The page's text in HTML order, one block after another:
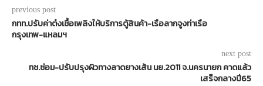
previous post
กทท.ปรับค่าต๋งเชื้อเพลิงให้บริการตู้สินค้า-เรือลากจูงท่าเรือ
กรุงเทพ-แหลมฯ
next post
ทช.ซ่อม-ปรับปรุงผิวทางลาดยางเส้น นย.2011 จ.นครนายก คาดแล้ว
เสร็จกลางปี65